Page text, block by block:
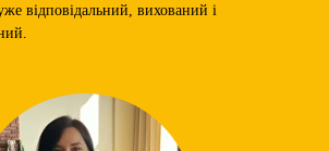
відповідальний, вихований і